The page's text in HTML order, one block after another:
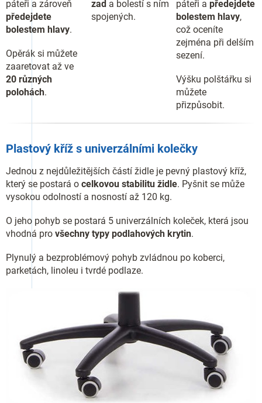
páteři a zároveň
předejdete
bolestem hlavy.
Opěrák si můžete
zaaretovat až ve
20 různých
polohách.
zad a bolestí s ním
spojených.
páteři apředejdete
bolestem hlavy,
což oceníte
zejména při delším
sezení.
Výšku polštářku si
můžete
přizpůsobit.
Plastový kříž s univerzálními kolečky
Jednou z nejdůležitějších částí židle je pevný plastový kříž,
který se postará o celkovou stabilitu židle. Pyšnit se může
vysokou odolností a nosností až 120 kg.
O jeho pohyb se postará 5 univerzálních koleček, která jsou
vhodná pro všechny typy podlahových krytin.
Plynulý a bezproblémový pohyb zvládnou po koberci,
parketách, linoleu i tvrdé podlaze.